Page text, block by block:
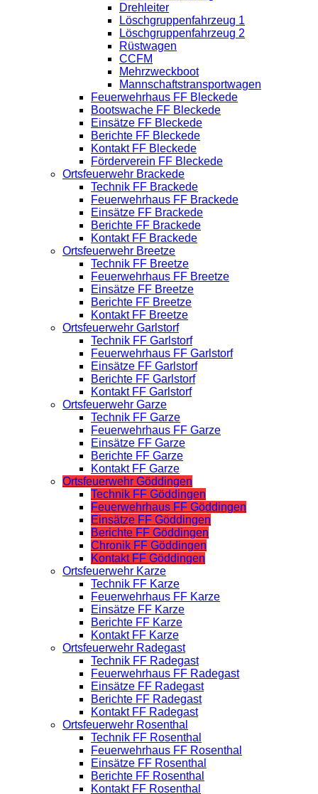
Drehleiter
Löschgruppenfahrzeug 1
Löschgruppenfahrzeug 2
Rüstwagen
CCFM
Mehrzweckboot
Mannschaftstransportwagen
Feuerwehrhaus FF Bleckede
Bootswache FF Bleckede
Einsätze FF Bleckede
Berichte FF Bleckede
Kontakt FF Bleckede
Förderverein FF Bleckede
Ortsfeuerwehr Brackede
Technik FF Brackede
Feuerwehrhaus FF Brackede
Einsätze FF Brackede
Berichte FF Brackede
Kontakt FF Brackede
Ortsfeuerwehr Breetze
Technik FF Breetze
Feuerwehrhaus FF Breetze
Einsätze FF Breetze
Berichte FF Breetze
Kontakt FF Breetze
Ortsfeuerwehr Garlstorf
Technik FF Garlstorf
Feuerwehrhaus FF Garlstorf
Einsätze FF Garlstorf
Berichte FF Garlstorf
Kontakt FF Garlstorf
Ortsfeuerwehr Garze
Technik FF Garze
Feuerwehrhaus FF Garze
Einsätze FF Garze
Berichte FF Garze
Kontakt FF Garze
Ortsfeuerwehr Göddingen
Technik FF Göddingen
Feuerwehrhaus FF Göddingen
Einsätze FF Göddingen
Berichte FF Göddingen
Chronik FF Göddingen
Kontakt FF Göddingen
Ortsfeuerwehr Karze
Technik FF Karze
Feuerwehrhaus FF Karze
Einsätze FF Karze
Berichte FF Karze
Kontakt FF Karze
Ortsfeuerwehr Radegast
Technik FF Radegast
Feuerwehrhaus FF Radegast
Einsätze FF Radegast
Berichte FF Radegast
Kontakt FF Radegast
Ortsfeuerwehr Rosenthal
Technik FF Rosenthal
Feuerwehrhaus FF Rosenthal
Einsätze FF Rosenthal
Berichte FF Rosenthal
Kontakt FF Rosenthal